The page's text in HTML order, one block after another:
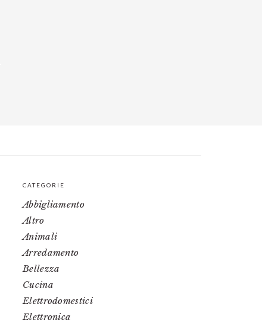
PRIMARY
SIDEBAR
CATEGORIE
Abbigliamento
Altro
Animali
Arredamento
Bellezza
Cucina
Elettrodomestici
Elettronica